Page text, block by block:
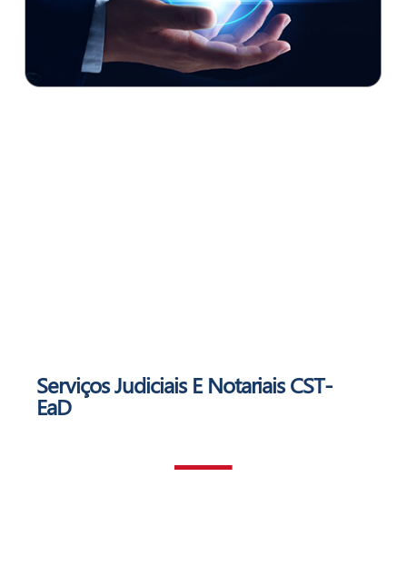
Serviços Judiciais E NotariaisCST-
EaD